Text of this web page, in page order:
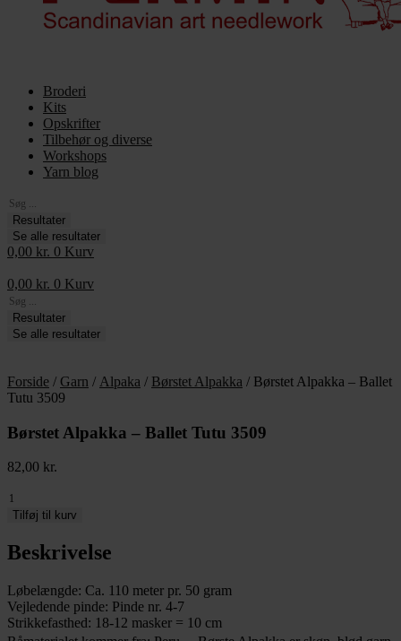
Broderi
Kits
Opskrifter
Tilbehør og diverse
Workshops
Yarn blog
Search
...Resultater
Se alle resultater
0,00 kr. 0 Kurv
0,00 kr. 0 Kurv
Search
...Resultater
Se alle resultater
Forside / Garn / Alpaka / Børstet Alpakka / Børstet Alpakka – Ballet
Tutu 3509
Børstet Alpakka – Ballet Tutu 3509
82,00 kr.
Børstet
Alpakka
Ballet
Tutu
antal
Tilføj til kurv
Beskrivelse
Løbelængde: Ca. 110 meter pr. 50 gram
Vejledende pinde: Pinde nr. 4-7
Strikkefasthed: 18-12 masker = 10 cm